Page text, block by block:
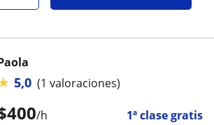
400/h 1ª clase gratis
5,0 (1 valoraciones)